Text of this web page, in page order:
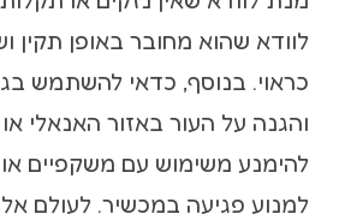
לוודא שהוא מחובר באופן תקין
כראוי. בנוסף, כדאי להשתמש
והגנה על העור באזור האנאלי
להימנע משימוש עם משקפיים
למנוע פגיעה במכשיר. לעולם